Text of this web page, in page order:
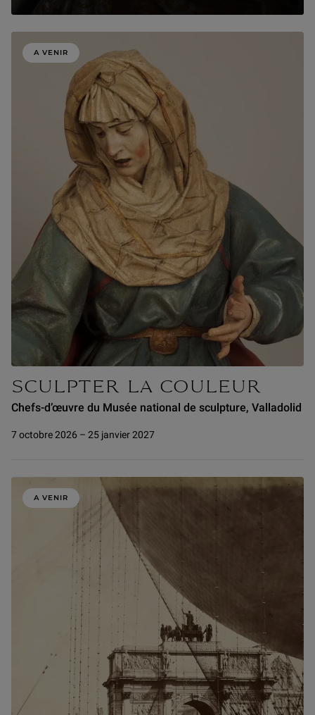
SCULPTER LA COULEUR
Chefs-d’œuvre du Musée national de sculpture, Valladolid
7 octobre 2026 – 25 janvier 2027
A VENIR
A VENIR